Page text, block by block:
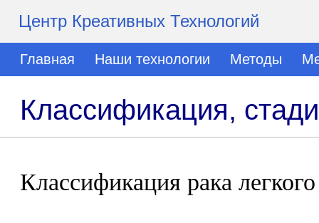
Центр Креативных Технологий
Главная Наши технологии Методы
Классификация,
Классификация рака